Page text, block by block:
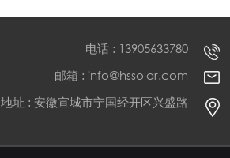
电话 : 13905633780
邮箱 : info@hssolar.com
地址 : 安徽宣城市宁国经开区兴盛路